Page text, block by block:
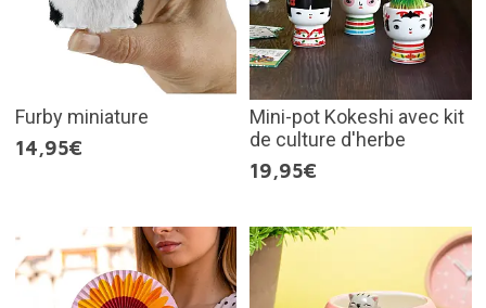
Furby miniature
14,95€
Mini-pot Kokeshi avec kit
de culture d'herbe
19,95€